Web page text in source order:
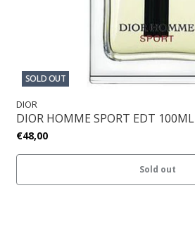
SOLD OUT
DIOR
DIOR HOMME SPORT EDT 100ML
€48,00
Sold out